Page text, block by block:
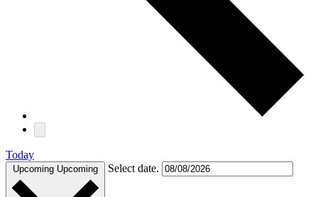
Today
Upcoming Upcoming Select date.